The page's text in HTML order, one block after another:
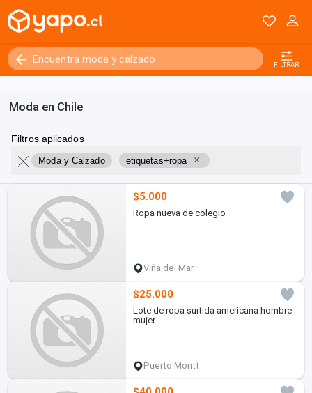
FILTRAR
Moda en Chile
Filtros aplicados
Moda y Calzado etiquetas+ropa ×
$5.000
Ropa nueva de colegio
Viña del Mar
$25.000
Lote de ropa surtida americana hombre
mujer
Puerto Montt